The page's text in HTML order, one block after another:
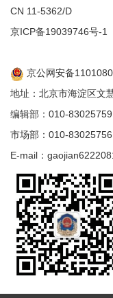
CN 11-5362/D
京ICP备19039746号-1
京公网安备
地址：北京市海淀区文
编辑部：010-
市场部：010-
E-mail：